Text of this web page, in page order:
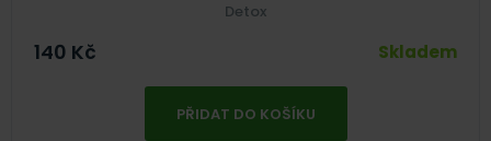
Detox
140 Kč Skladem
PŘIDAT DO KOŠÍKU